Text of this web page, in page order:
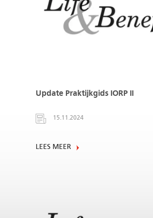
Update Praktijkgids IORP II
15.11.2024
LEES MEER